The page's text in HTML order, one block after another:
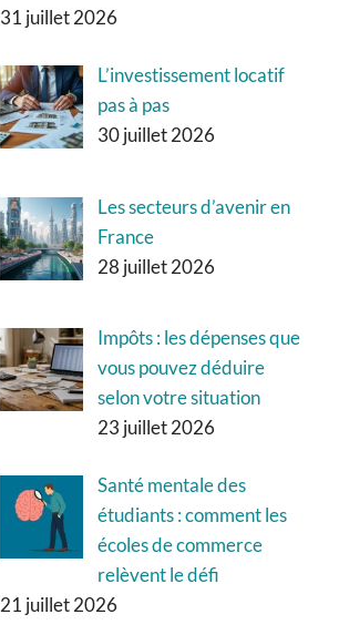
31 juillet 2026
L’investissement locatif
pas à pas
30 juillet 2026
Les secteurs d’avenir en
France
28 juillet 2026
Impôts : les dépenses que
vous pouvez déduire
selon votre situation
23 juillet 2026
Santé mentale des
étudiants : comment les
écoles de commerce
relèvent le défi
21 juillet 2026